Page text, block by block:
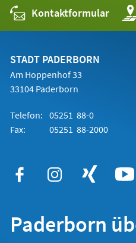
Kontaktformular
in
STADT PADERBORN
Am Hoppenhof 33
33104 Paderborn
Telefon: 05251 88-0
Fax:
05251 88-2000
Paderborn